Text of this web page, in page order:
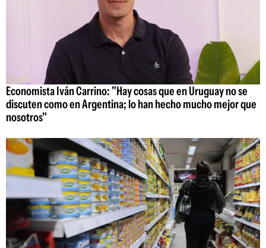
Economista Iván Carrino: "Hay cosas que en Uruguay no se
discuten como en Argentina; lo han hecho mucho mejor que
nosotros"